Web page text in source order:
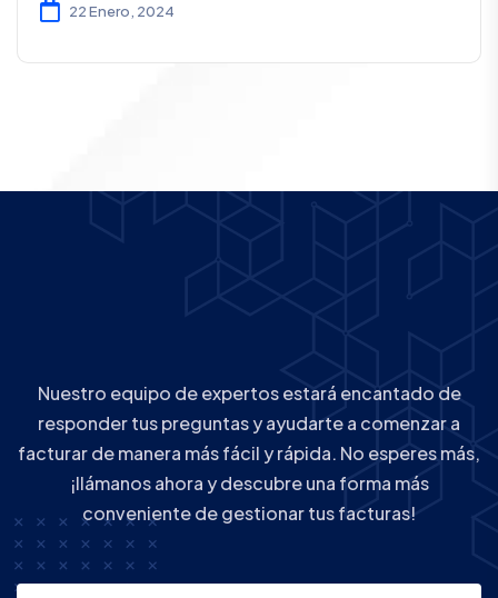
22 Enero, 2024
Nuestro equipo de expertos estará encantado de
responder tus preguntas y ayudarte a comenzar a
facturar de manera más fácil y rápida. No esperes más,
¡llámanos ahora y descubre una forma más
conveniente de gestionar tus facturas!